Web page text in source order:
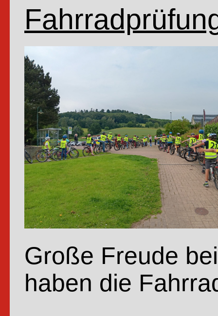
Nino
Große Freude
haben die